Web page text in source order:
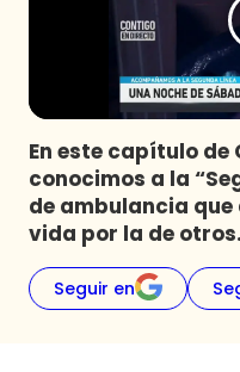
En este capítulo de
conocimos a la
de ambulancia
vida por la de otros.
Seguir en
Programas
Club De La
Contigo en Directo
Plan Perfecto
El Tiempo
Sabingo
Todos Los